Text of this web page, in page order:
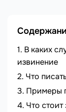
В каких
извинение
Что
Примеры
Что